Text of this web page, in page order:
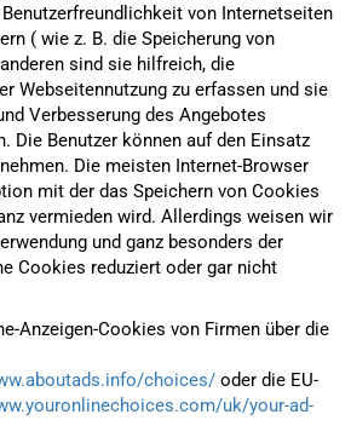
von Internetseiten
( wie z. B. die Speicherung von
sind sie hilfreich, die
Webseitennutzung zu erfassen und sie
Verbesserung des Angebotes
Die Benutzer können auf den Einsatz
Die meisten Internet-Browser
mit der das Speichern von Cookies
vermieden wird. Allerdings weisen wir
und ganz besonders der
Cookies reduziert oder gar nicht
Anzeigen-Cookies von Firmen über die
choices/ oder die EU-
uk/your-ad-